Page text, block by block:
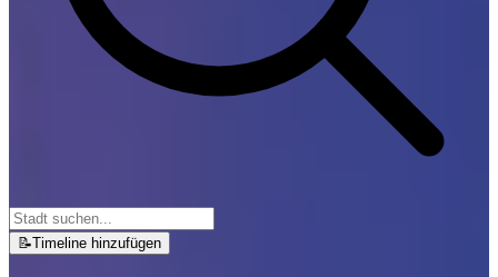
📝Timeline hinzufügen